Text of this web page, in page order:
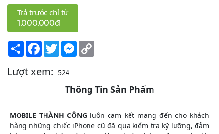
Trả trước chỉ từ
1.000.000đ
Share Facebook
TwitterMessenger
Lượt xem: 524
Thông Tin Sản Phẩm
MOBILE THÀNH CÔNG luôn cam kết mang đến cho khách
hàng những chiếc iPhone cũ đã qua kiểm tra kỹ lưỡng, đảm